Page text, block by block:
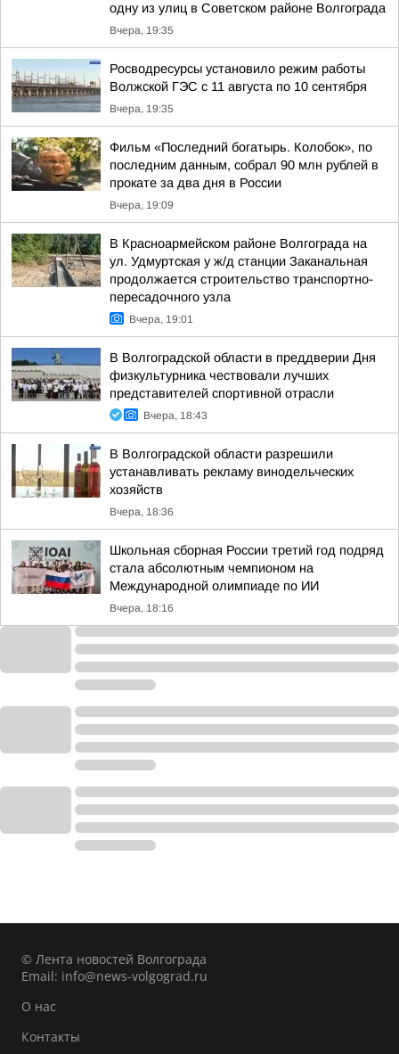
одну из улиц в Советском районе Волгограда
Вчера, 19:35
Росводресурсы установило режим работы
Волжской ГЭС с 11 августа по 10 сентября
Вчера, 19:35
Фильм «Последний богатырь. Колобок», по
последним данным, собрал 90 млн рублей в
прокате за два дня в России
Вчера, 19:09
В Красноармейском районе Волгограда на
ул. Удмуртская у ж/д станции Заканальная
продолжается строительство транспортно-
пересадочного узла
Вчера, 19:01
В Волгоградской области в преддверии Дня
физкультурника чествовали лучших
представителей спортивной отрасли
Вчера, 18:43
В Волгоградской области разрешили
устанавливать рекламу винодельческих
хозяйств
Вчера, 18:36
Школьная сборная России третий год подряд
стала абсолютным чемпионом на
Международной олимпиаде по ИИ
Вчера, 18:16
© Лента новостей Волгограда
Email: info@news-volgograd.ru
О нас
Контакты